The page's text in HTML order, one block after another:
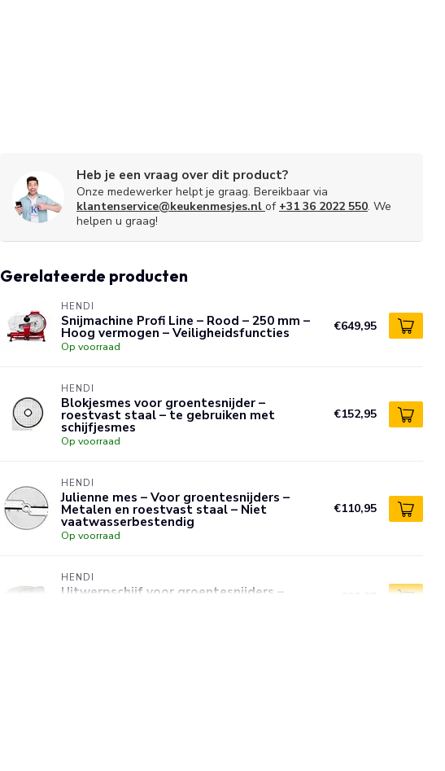
Heb je een vraag over dit product?
Onze medewerker helpt je graag. Bereikbaar via
klantenservice@keukenmesjes.nl of +31 36 2022 550. We
helpen u graag!
Gerelateerde producten
HENDI
Snijmachine Profi Line – Rood – 250 mm –
Hoog vermogen – Veiligheidsfuncties
Op voorraad
€649,95
HENDI
Blokjesmes voor groentesnijder –
roestvast staal – te gebruiken met
schijfjesmes
Op voorraad
€152,95
HENDI
Julienne mes – Voor groentesnijders –
Metalen en roestvast staal – Niet
vaatwasserbestendig
Op voorraad
€110,95
HENDI
Uitwerpschijf voor groentesnijders –